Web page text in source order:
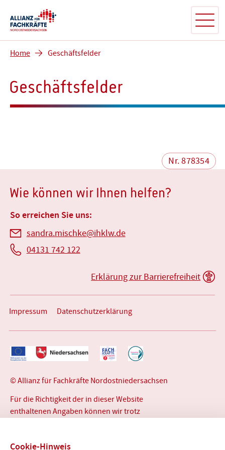
Cookie-Hinweis
Home Geschäftsfelder
Geschäftsfelder
Nr. 878354
Wie können wir Ihnen helfen?
So erreichen Sie uns:
sandra.mischke@ihklw.de
04131 742 122
Erklärung zur Barrierefreiheit
© Allianz für Fachkräfte Nordostniedersachsen
Für die Richtigkeit der in dieser Website
enthaltenen Angaben können wir trotz
Impressum Datenschutzerklärung